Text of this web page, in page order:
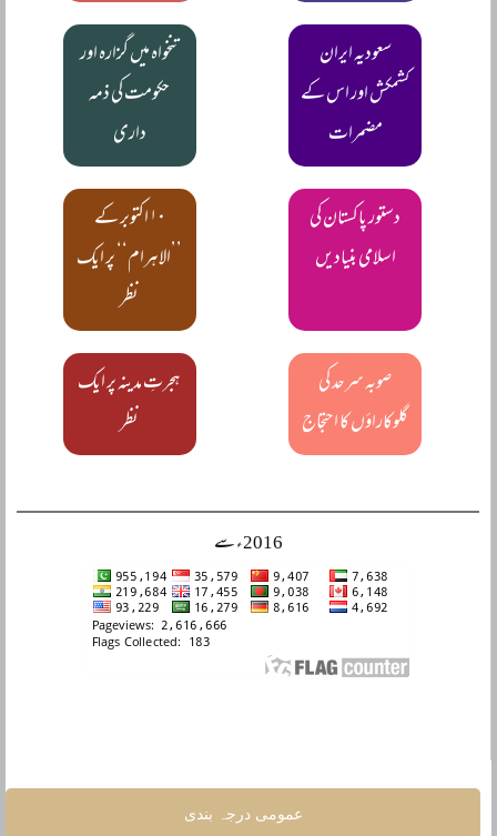
سعودیہ ایران
کشمکش اور اس کے
مضمرات
تنخواہ میں گزارہ اور
حکومت کی ذمہ
داری
دستور پاکستان کی
اسلامی بنیادیں
۱۰ اکتوبر کے
’’الاہرام‘‘ پر ایک
نظر
صوبہ سرحد کی
گلوکاراؤں کا احتجاج
ہجرتِ مدینہ پر ایک
نظر
2016ء سے
عمومی درجہ بندی